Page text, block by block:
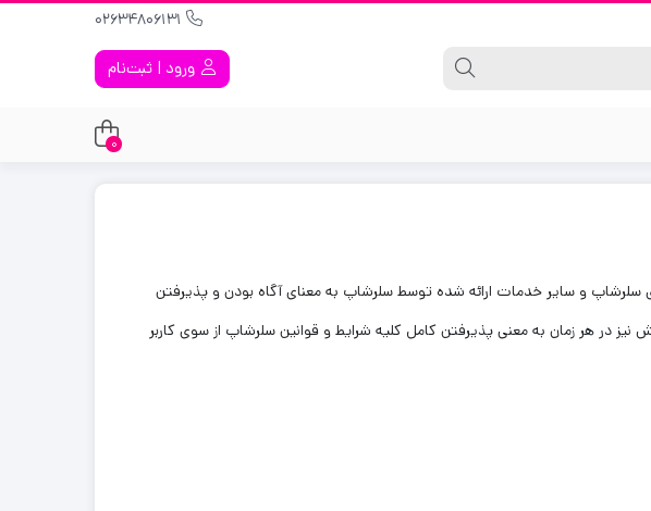
ورود | ثبت‌نام
0
و سایر خدمات ارائه شده توسط سلرشاپ به معنای آگاه بودن و پذیرفتن
هر زمان به معنی پذیرفتن کامل کلیه شرایط و قوانین سلرشاپ از سوی کاربر